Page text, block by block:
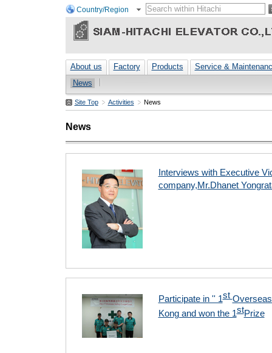
Country/Region
About us Factory Products
Service &
News
Site Top Activities News
News
Interviews with Executive
company,Mr.Dhanet
Participate in '' 1st
Kong and won the 1stPrize